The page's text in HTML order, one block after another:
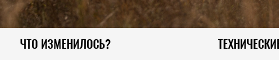
Все автомобили
ЧТО ИЗМЕНИЛОСЬ?